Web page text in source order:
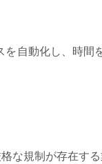
自動化し、時間
規制が存在する